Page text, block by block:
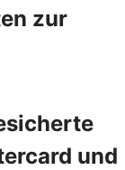
zur
und